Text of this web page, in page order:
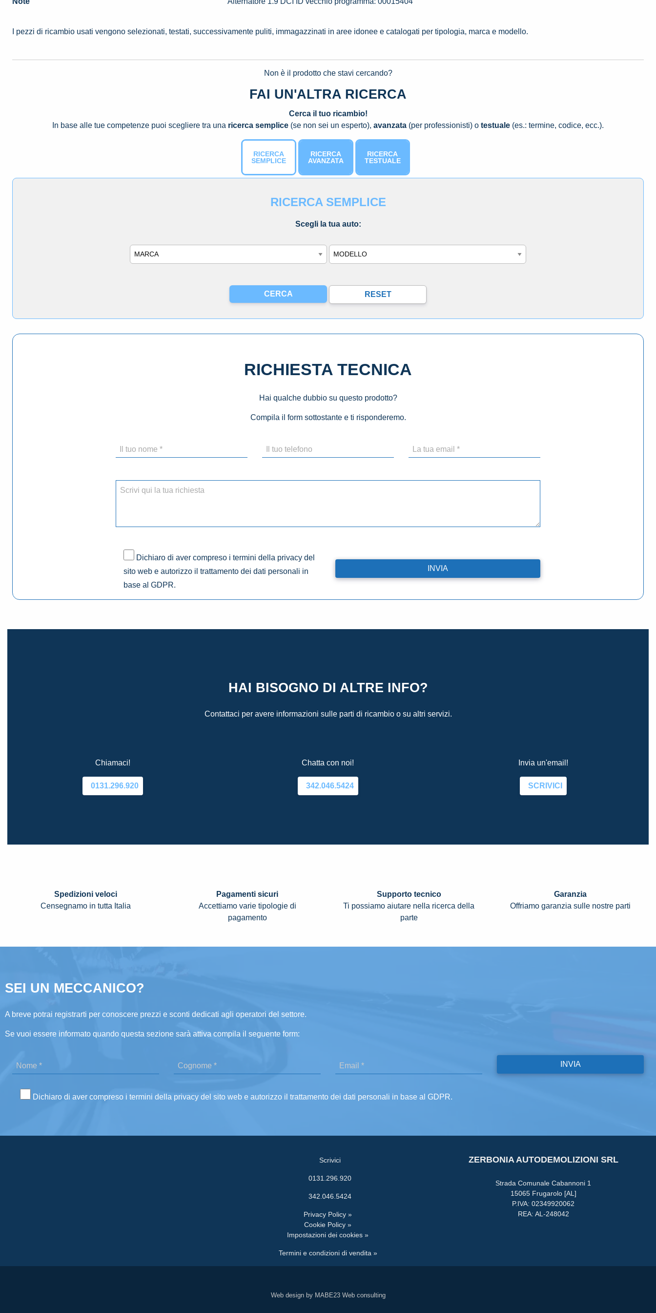
I pezzi di ricambio usati vengono selezionati, testati, successivamente puliti, immagazzinati in aree idonee e catalogati per tipologia, marca e modello.
Non è il prodotto che stavi cercando?
FAI UN'ALTRA RICERCA
Cerca il tuo ricambio!
In base alle tue competenze puoi scegliere tra una ricerca semplice (se non sei un esperto), avanzata (per professionisti) o testuale (es.: termine, codice, ecc.).
RICERCA
SEMPLICE
RICERCA
AVANZATA
RICERCA
TESTUALE
RICERCA SEMPLICE
Scegli la tua auto:
Marca Modello
RICHIESTA TECNICA
Hai qualche dubbio su questo prodotto?
Compila il form sottostante e ti risponderemo.
Dichiaro di aver compreso i termini della privacy del
sito web e autorizzo il trattamento dei dati personali in
base al GDPR.
HAI BISOGNO DI ALTRE INFO?
Contattaci per avere informazioni sulle parti di ricambio o su altri servizi.
Chiamaci!
0131.296.920
Chatta con noi!
342.046.5424
Invia un'email!
SCRIVICI
Spedizioni veloci
Censegnamo in tutta Italia
Pagamenti sicuri
Accettiamo varie tipologie di
pagamento
Supporto tecnico
Ti possiamo aiutare nella ricerca della
parte
Garanzia
Offriamo garanzia sulle nostre parti
SEI UN MECCANICO?
A breve potrai registrarti per conoscere prezzi e sconti dedicati agli operatori del settore.
Se vuoi essere informato quando questa sezione sarà attiva compila il seguente form:
Dichiaro di aver compreso i termini della privacy del sito web e autorizzo il trattamento dei dati personali in base al GDPR.
Scrivici
0131.296.920
342.046.5424
Privacy Policy »
Cookie Policy »
Impostazioni dei cookies »
Termini e condizioni di vendita »
ZERBONIA AUTODEMOLIZIONI SRL
Strada Comunale Cabannoni 1
15065 Frugarolo [AL]
P.IVA: 02349920062
REA: AL-248042
Web design by MABE23 Web consulting